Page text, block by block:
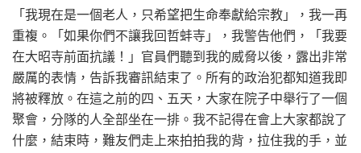
「我現在是一個老人，只希望把生命奉獻給宗教」，我一再
重複。「如果你們不讓我回哲蚌寺」，我警告他們，「我要
在大昭寺前面抗議！」官員們聽到我的威脅以後，露出非常
嚴厲的表情，告訴我審訊結束了。所有的政治犯都知道我即
將被釋放。在這之前的四、五天，大家在院子中舉行了一個
聚會，分隊的人全部坐在一排。我不記得在會上大家都說了
什麼，結束時，難友們走上來拍拍我的背，拉住我的手，並